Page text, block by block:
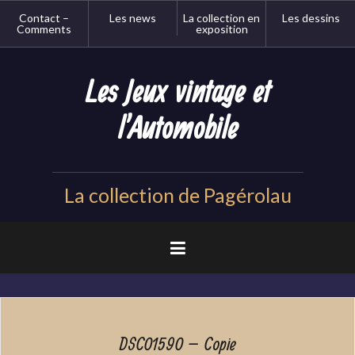
Contact –
Comments
Les news
La collection en
exposition
Les dessins
Les Jeux vintage et
l'Automobile
La collection de Pagérolau
DSC01590 – Copie